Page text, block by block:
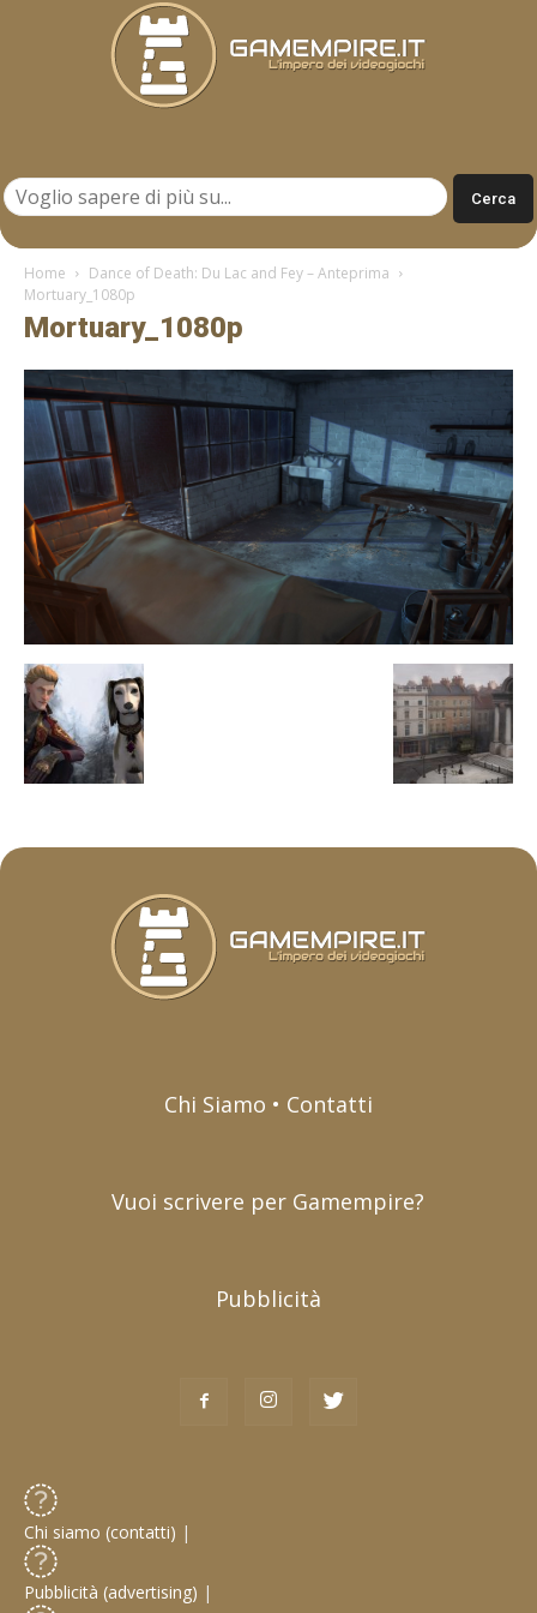
Home
Dance of Death: Du Lac and Fey – Anteprima
Mortuary_1080p
Mortuary_1080p
Chi Siamo • Contatti
Vuoi scrivere per Gamempire?
Pubblicità
Chi siamo (contatti) |
Pubblicità (advertising) |